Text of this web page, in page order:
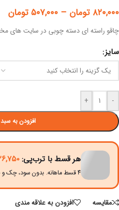
۸۲۰,۰۰۰ تومان – ۵۰۷,۰۰۰ تومان
چاقو راسته ای دسته چوبی در سایت های
سایز
-
+
افزودن به
هر قسط با ترب‌پی:
۴ قسط ماهانه. بدون سود، چک و ضامن.
مقايسه افزودن به علاقه مندی